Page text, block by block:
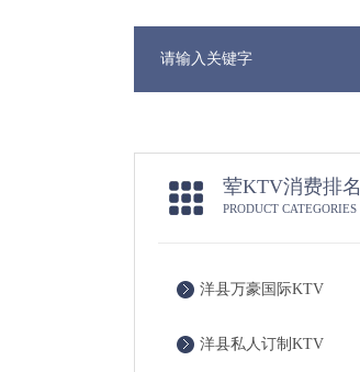
荤KTV消费排名
PRODUCT CATEGORIES
洋县万豪国际KTV
洋县私人订制KTV